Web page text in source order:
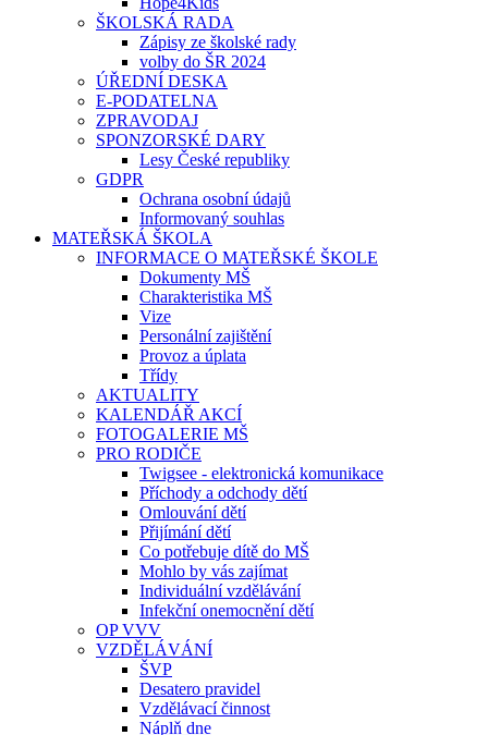
ŠKOLSKÁ RADA
Zápisy ze školské rady
volby do ŠR 2024
ÚŘEDNÍ DESKA
E-PODATELNA
ZPRAVODAJ
SPONZORSKÉ DARY
Lesy České republiky
GDPR
Ochrana osobní údajů
Informovaný souhlas
MATEŘSKÁ ŠKOLA
INFORMACE O MATEŘSKÉ ŠKOLE
Dokumenty MŠ
Charakteristika MŠ
Vize
Personální zajištění
Provoz a úplata
Třídy
AKTUALITY
KALENDÁŘ AKCÍ
FOTOGALERIE MŠ
PRO RODIČE
Twigsee - elektronická komunikace
Příchody a odchody dětí
Omlouvání dětí
Přijímání dětí
Co potřebuje dítě do MŠ
Mohlo by vás zajímat
Individuální vzdělávání
Infekční onemocnění dětí
OP VVV
VZDĚLÁVÁNÍ
ŠVP
Desatero pravidel
Vzdělávací činnost
Náplň dne